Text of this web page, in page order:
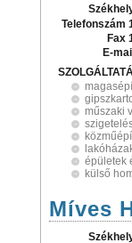
Telefonszám
Fax
E-
műszaki
épületek
külső
Míves